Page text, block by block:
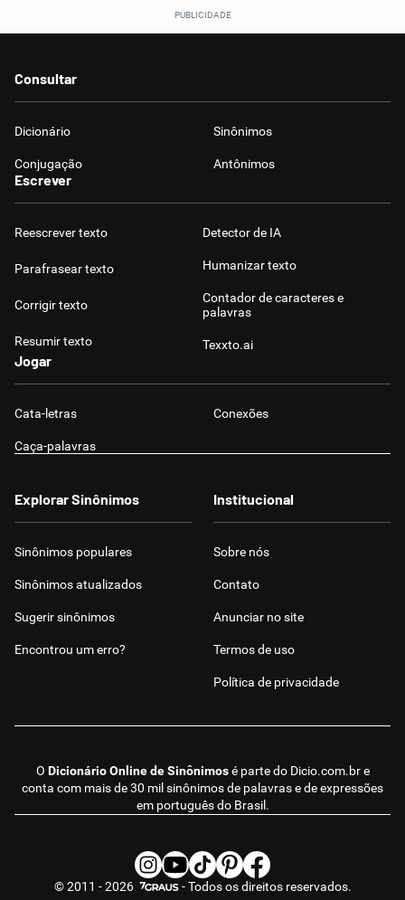
Consultar
Dicionário Sinônimos
Conjugação Antônimos
Escrever
Reescrever texto
Parafrasear texto
Corrigir texto
Resumir texto
Detector de IA
Humanizar texto
Contador de caracteres e
palavras
Texxto.ai
Jogar
Cata-letras Conexões
Caça-palavras
O Dicionário Online de Sinônimosé parte do Dicio.com.bre
conta com mais de 30 mil sinônimos de palavras e de expressões
em português do Brasil.
Explorar Sinônimos
Sinônimos populares
Sinônimos atualizados
Sugerir sinônimos
Encontrou um erro?
Institucional
Sobre nós
Contato
Anunciar no site
Termos de uso
Política de privacidade
© 2011 - 2026 - Todos os direitos reservados.